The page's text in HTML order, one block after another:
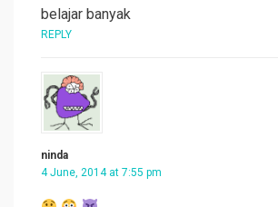
belajar banyak
REPLY
ninda
4 June, 2014 at 7:55 pm